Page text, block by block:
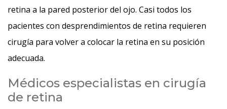
retina a la pared posterior del ojo. Casi todos los
pacientes con desprendimientos de retina requieren
cirugía para volver a colocar la retina en su posición
adecuada.
Médicos especialistas en cirugía
de retina